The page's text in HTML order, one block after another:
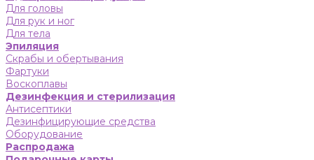
Для головы
Для рук и ног
Для тела
Эпиляция
Скрабы и обертывания
Фартуки
Воскоплавы
Дезинфекция и стерилизация
Антисептики
Дезинфицирующие средства
Оборудование
Распродажа